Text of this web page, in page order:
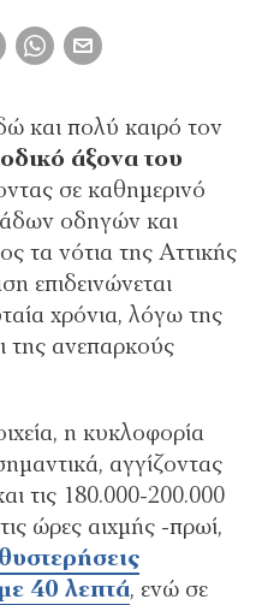
και πολύ καιρό τον
οδικό άξονα του
σε καθημερινό
οδηγών και
τα νότια της Αττικής
επιδεινώνεται
χρόνια, λόγω της
της ανεπαρκούς
η κυκλοφορία
αγγίζοντας
τις 180.000-200.000
ώρες αιχμής -πρωί,
40 λεπτά, ενώ σε